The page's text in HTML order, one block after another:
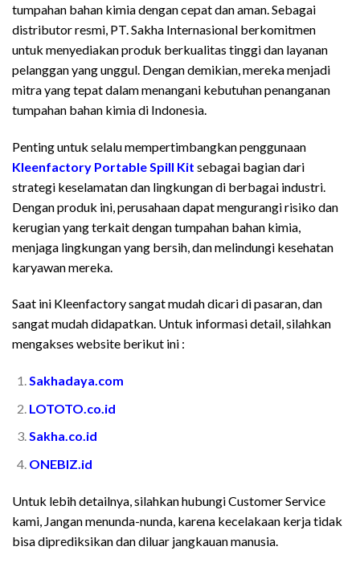
tumpahan bahan kimia dengan cepat dan aman. Sebagai
distributor resmi, PT. Sakha Internasional berkomitmen
untuk menyediakan produk berkualitas tinggi dan layanan
pelanggan yang unggul. Dengan demikian, mereka menjadi
mitra yang tepat dalam menangani kebutuhan penanganan
tumpahan bahan kimia di Indonesia.
Penting untuk selalu mempertimbangkan penggunaan
Kleenfactory Portable Spill Kit sebagai bagian dari
strategi keselamatan dan lingkungan di berbagai industri.
Dengan produk ini, perusahaan dapat mengurangi risiko dan
kerugian yang terkait dengan tumpahan bahan kimia,
menjaga lingkungan yang bersih, dan melindungi kesehatan
karyawan mereka.
Saat ini Kleenfactory sangat mudah dicari di pasaran, dan
sangat mudah didapatkan. Untuk informasi detail, silahkan
mengakses website berikut ini :
Sakhadaya.com
LOTOTO.co.id
Sakha.co.id
ONEBIZ.id
Untuk lebih detailnya, silahkan hubungi Customer Service
kami, Jangan menunda-nunda, karena kecelakaan kerja tidak
bisa diprediksikan dan diluar jangkauan manusia.